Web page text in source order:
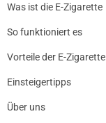
Was ist die E-Zigarette
So funktioniert es
Vorteile der E-Zigarette
Einsteigertipps
Über uns